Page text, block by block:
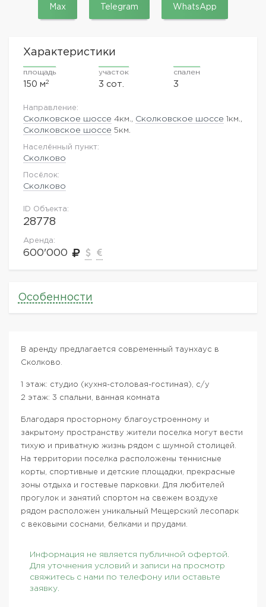
Max Telegram WhatsApp
Характеристики
площадь
150 м2
участок
3 сот.
спален
3
Направление:
Сколковское шоссе 4км., Сколковское шоссе 1км.,
Сколковское шоссе 5км.
Населённый пункт:
Сколково
Посёлок:
Сколково
ID Объекта:
28778
Аренда:
600'000
Особенности
В аренду предлагается современный таунхаус в
Сколково.
1 этаж: студио (кухня-столовая-гостиная), с/у
2 этаж: 3 спальни, ванная комната
Благодаря просторному благоустроенному и
закрытому пространству жители поселка могут вести
тихую и приватную жизнь рядом с шумной столицей.
На территории поселка расположены теннисные
корты, спортивные и детские площадки, прекрасные
зоны отдыха и гостевые парковки. Для любителей
прогулок и занятий спортом на свежем воздухе
рядом расположен уникальный Мещерский лесопарк
с вековыми соснами, белками и прудами.
Информация не является публичной офертой.
Для уточнения условий и записи на просмотр
свяжитесь с нами по телефону или оставьте
заявку.